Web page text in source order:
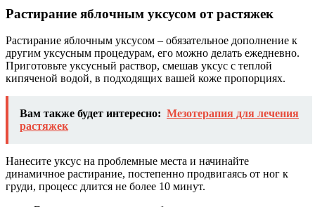
Растирание яблочным уксусом от растяжек
Растирание яблочным уксусом – обязательное дополнение к
другим уксусным процедурам, его можно делать ежедневно.
Приготовьте уксусный раствор, смешав уксус с теплой
кипяченой водой, в подходящих вашей коже пропорциях.
Вам также будет интересно: Мезотерапия для лечения
растяжек
Нанесите уксус на проблемные места и начинайте
динамичное растирание, постепенно продвигаясь от ног к
груди, процесс длится не более 10 минут.